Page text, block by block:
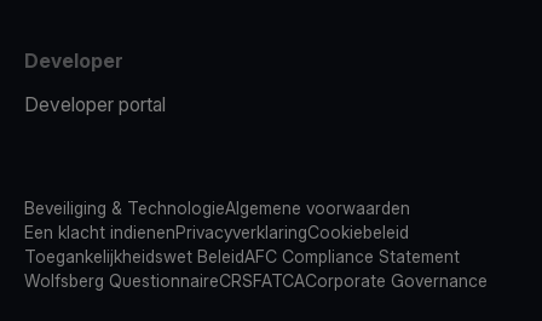
Developer
Developer portal
Beveiliging & TechnologieAlgemene voorwaarden
Een klacht indienenPrivacyverklaringCookiebeleid
Toegankelijkheidswet BeleidAFC Compliance Statement
Wolfsberg QuestionnaireCRSFATCACorporate Governance